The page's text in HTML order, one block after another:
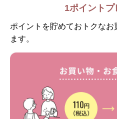
1ポイントプ
ポイントを貯めておトクな
ます。